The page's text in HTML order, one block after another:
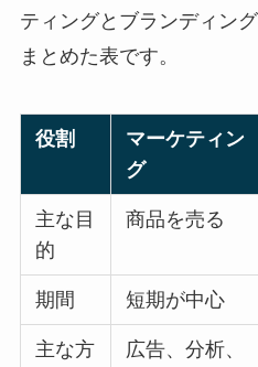
ティングとブランディン
まとめた表です。
役割
マーケティン
グ
主な目
的
商品を売る
期間 短期が中心
主な方
広告、分析、